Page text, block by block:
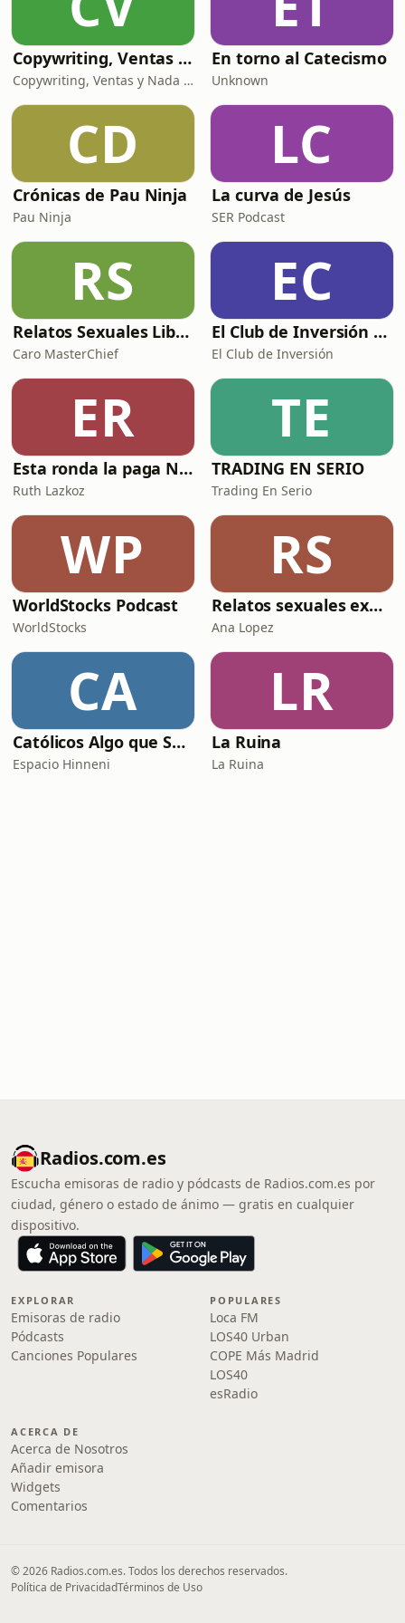
dentro del sistema globa
Copywriting, Ventas y Nada que perder
Copywriting, Ventas y Nada que Perder
En torno al Catecismo
Unknown
CD
Crónicas de Pau Ninja
Pau Ninja
LC
La curva de Jesús
SER Podcast
RS
Relatos Sexuales Liberales
Caro MasterChief
EC
El Club de Inversión podcast
El Club de Inversión
ER
Esta ronda la paga Newton
Ruth Lazkoz
TE
TRADING EN SERIO
Trading En Serio
WP
WorldStocks Podcast
WorldStocks
RS
Relatos sexuales explícitos
Ana Lopez
CA
Católicos Algo que Saber
Espacio Hinneni
LR
La Ruina
La Ruina
Radios.com.es
Escucha emisoras de radio y pódcasts de Radios.com.es por
ciudad, género o estado de ánimo — gratis en cualquier
dispositivo.
EXPLORAR
Emisoras de radio
Pódcasts
Canciones Populares
POPULARES
Loca FM
LOS40 Urban
COPE Más Madrid
LOS40
esRadio
ACERCA DE
Acerca de Nosotros
Añadir emisora
Widgets
Comentarios
© 2026 Radios.com.es. Todos los derechos reservados.
Política de PrivacidadTérminos de Uso